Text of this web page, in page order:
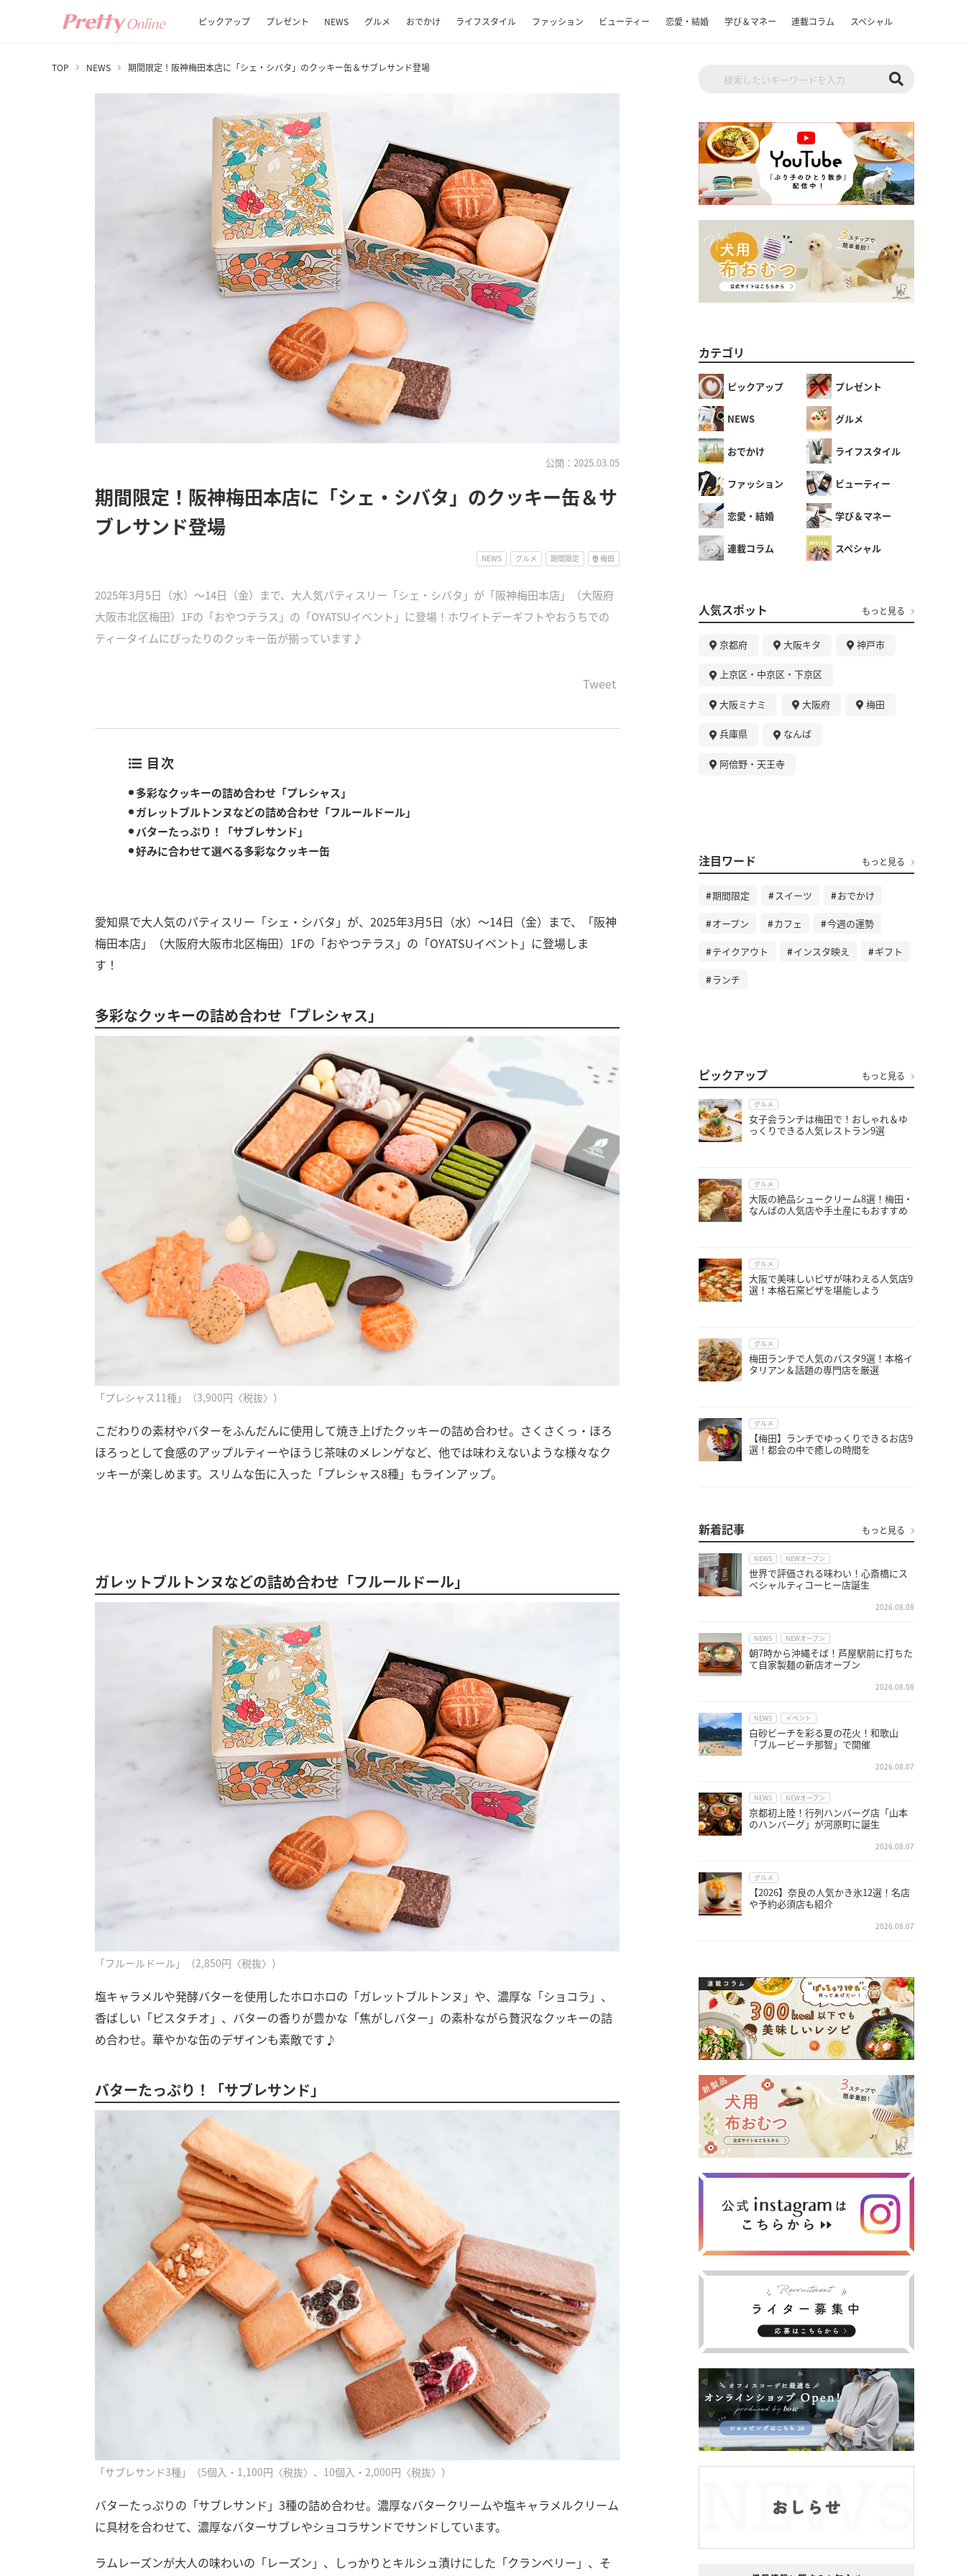
ピックアップ プレゼント NEWS グルメ おでかけ ライフスタイル ファッション ビューティー 恋愛・結婚 学び＆マネー 連載コラム スペシャル
TOP NEWS 期間限定！阪神梅田本店に「シェ・シバタ」のクッキー缶＆サブレサンド登場
公開：2025.03.05
期間限定！阪神梅田本店に「シェ・シバタ」のクッキー缶＆サ
ブレサンド登場
NEWS グルメ 期間限定 梅田
2025年3月5日（水）～14日（金）まで、大人気パティスリー「シェ・シバタ」が「阪神梅田本店」（大阪府
大阪市北区梅田）1Fの「おやつテラス」の「OYATSUイベント」に登場！ホワイトデーギフトやおうちでの
ティータイムにぴったりのクッキー缶が揃っています♪
Tweet
目次
多彩なクッキーの詰め合わせ「プレシャス」
ガレットブルトンヌなどの詰め合わせ「フルールドール」
バターたっぷり！「サブレサンド」
好みに合わせて選べる多彩なクッキー缶
愛知県で大人気のパティスリー「シェ・シバタ」が、2025年3月5日（水）～14日（金）まで、「阪神
梅田本店」（大阪府大阪市北区梅田）1Fの「おやつテラス」の「OYATSUイベント」に登場しま
す！
多彩なクッキーの詰め合わせ「プレシャス」
「プレシャス11種」（3,900円〈税抜〉）
こだわりの素材やバターをふんだんに使用して焼き上げたクッキーの詰め合わせ。さくさくっ・ほろ
ほろっとして食感のアップルティーやほうじ茶味のメレンゲなど、他では味わえないような様々なク
ッキーが楽しめます。スリムな缶に入った「プレシャス8種」もラインアップ。
ガレットブルトンヌなどの詰め合わせ「フルールドール」
「フルールドール」（2,850円〈税抜〉）
塩キャラメルや発酵バターを使用したホロホロの「ガレットブルトンヌ」や、濃厚な「ショコラ」、
香ばしい「ピスタチオ」、バターの香りが豊かな「焦がしバター」の素朴ながら贅沢なクッキーの詰
め合わせ。華やかな缶のデザインも素敵です♪
バターたっぷり！「サブレサンド」
「サブレサンド3種」（5個入・1,100円〈税抜〉、10個入・2,000円〈税抜〉）
バターたっぷりの「サブレサンド」3種の詰め合わせ。濃厚なバタークリームや塩キャラメルクリーム
に具材を合わせて、濃厚なバターサブレやショコラサンドでサンドしています。
ラムレーズンが大人の味わいの「レーズン」、しっかりとキルシュ漬けにした「クランベリー」、そ
カテゴリ
ピックアップ プレゼント
NEWS グルメ
おでかけ ライフスタイル
ファッション ビューティー
恋愛・結婚 学び＆マネー
連載コラム スペシャル
人気スポット もっと見る
京都府 大阪キタ 神戸市
上京区・中京区・下京区
大阪ミナミ 大阪府 梅田
兵庫県 なんば
阿倍野・天王寺
注目ワード もっと見る
期間限定 スイーツ おでかけ
オープン カフェ 今週の運勢
テイクアウト インスタ映え ギフト
ランチ
ピックアップ もっと見る
グルメ
女子会ランチは梅田で！おしゃれ＆ゆ
っくりできる人気レストラン9選
グルメ
大阪の絶品シュークリーム8選！梅田・
なんばの人気店や手土産にもおすすめ
グルメ
大阪で美味しいピザが味わえる人気店9
選！本格石窯ピザを堪能しよう
グルメ
梅田ランチで人気のパスタ9選！本格イ
タリアン＆話題の専門店を厳選
グルメ
【梅田】ランチでゆっくりできるお店9
選！都会の中で癒しの時間を
新着記事 もっと見る
NEWS NEWオープン
世界で評価される味わい！心斎橋にス
ペシャルティコーヒー店誕生
2026.08.08
NEWS NEWオープン
朝7時から沖縄そば！芦屋駅前に打ちた
て自家製麺の新店オープン
2026.08.08
NEWS イベント
白砂ビーチを彩る夏の花火！和歌山
「ブルービーチ那智」で開催
2026.08.07
NEWS NEWオープン
京都初上陸！行列ハンバーグ店「山本
のハンバーグ」が河原町に誕生
2026.08.07
グルメ
【2026】奈良の人気かき氷12選！名店
や予約必須店も紹介
2026.08.07